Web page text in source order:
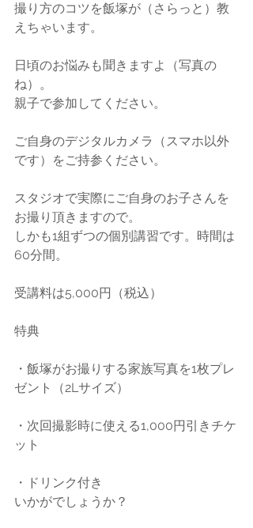
撮り方のコツを飯塚が（さらっと）教
えちゃいます。
日頃のお悩みも聞きますよ（写真の
ね）。
親子で参加してください。
ご自身のデジタルカメラ（スマホ以外
です）をご持参ください。
スタジオで実際にご自身のお子さんを
お撮り頂きますので。
しかも1組ずつの個別講習です。時間は
60分間。
受講料は5,000円（税込）
特典
・飯塚がお撮りする家族写真を1枚プレ
ゼント（2Lサイズ）
・次回撮影時に使える1,000円引きチケ
ット
・ドリンク付き
いかがでしょうか？